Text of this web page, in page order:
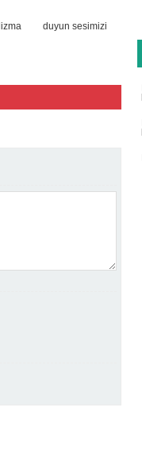
duyun sesimizi